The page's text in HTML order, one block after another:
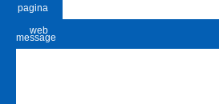
pagina
web
message